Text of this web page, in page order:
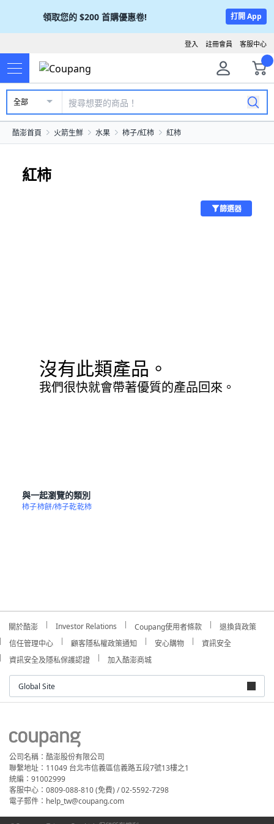
領取您的 $200 首購優惠卷! 打開 App
客服中心
註冊會員
登入
全部
酷澎首頁 火箭生鮮 水果 柿子/紅柿 紅柿
紅柿
篩選器
沒有此類產品。
我們很快就會帶著優質的產品回來。
與一起瀏覽的類別
柿子柿餅/柿子乾乾柿
關於酷澎 Investor Relations Coupang使用者條款
退換貨政策
信任管理中心
顧客隱私權政策通知 安心購物
資訊安全
資訊安全及隱私保護認證
加入酷澎商城
Global Site
公司名稱：酷澎股份有限公司
聯繫地址：11049 台北市信義區信義路五段7號13樓之1
統編：91002999
客服中心：0809-088-810 (免費) / 02-5592-7298
電子郵件：help_tw@coupang.com